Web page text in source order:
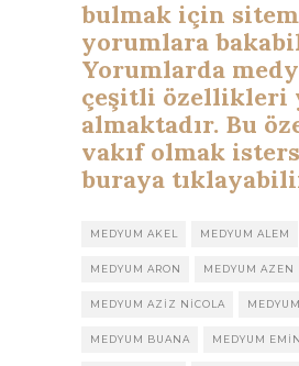
bulmak için
yorumlara
Yorumlarda
çeşitli özellikleri
almaktadır. Bu
vakıf olmak
buraya
MEDYUM AKEL MEDYUM ALEM
MEDYUM ARON MEDYUM AZEN
MEDYUM AZIZ NICOLA
MEDYUM BUANA MEDYUM